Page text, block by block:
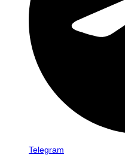
Telegram